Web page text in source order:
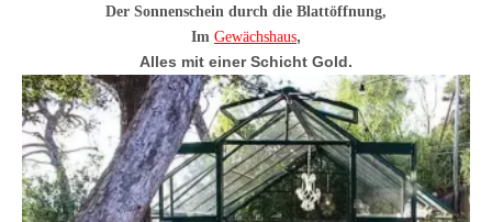
Der Sonnenschein durch die Blattöffnung,
Im Gewächshaus,
Alles mit einer Schicht Gold.